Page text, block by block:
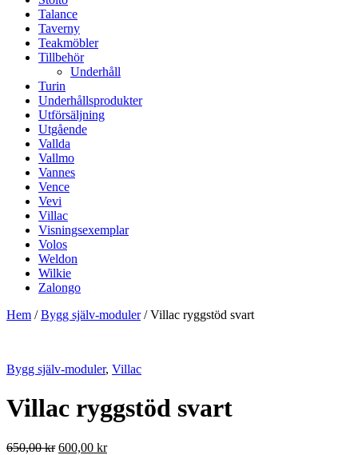
Talance
Taverny
Teakmöbler
Tillbehör
Underhåll
Turin
Underhållsprodukter
Utförsäljning
Utgående
Vallda
Vallmo
Vannes
Vence
Vevi
Villac
Visningsexemplar
Volos
Weldon
Wilkie
Zalongo
Hem /Bygg själv-moduler/ Villac ryggstöd svart
Bygg själv-moduler, Villac
Villac ryggstöd svart
650,00kr Det
600,00 krDet